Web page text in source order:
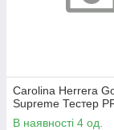
Carolina Herrera
Supreme Тестер
В наявності 4 од.